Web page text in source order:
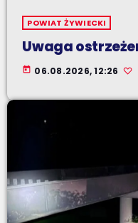
POWIAT ŻYWIECKI
Uwaga
today 06.08.2026, 12:26